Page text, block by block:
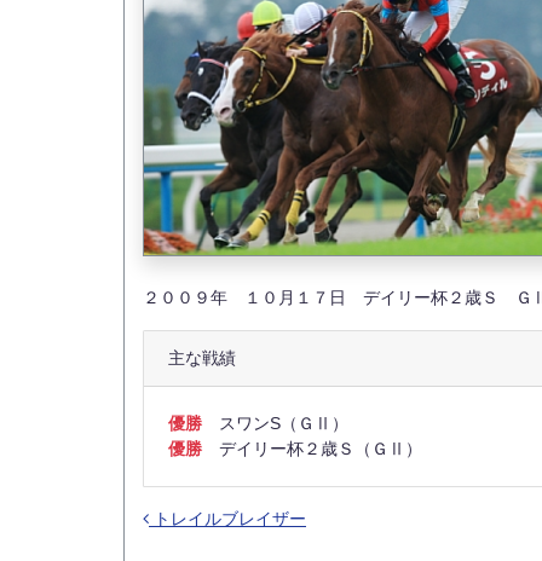
２００９年 １０月１７日 デイリー杯２歳
主な戦績
優勝 スワンS（ＧⅡ）
優勝 デイリー杯２歳Ｓ（ＧⅡ）
トレイルブレイザー